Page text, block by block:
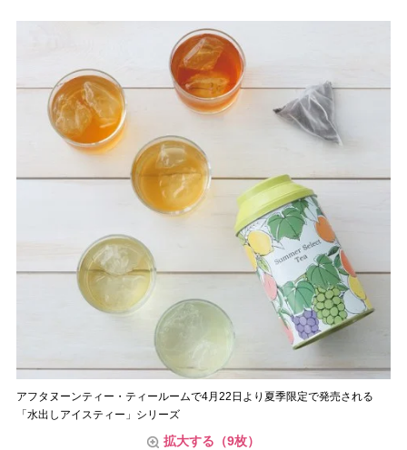
アフタヌーンティー・ティールームで4月22日より夏季限定で発売される
「水出しアイスティー」シリーズ
拡大する（9枚）